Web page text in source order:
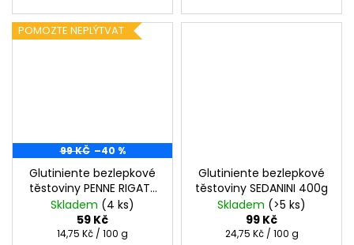
POMOZTE NEPLÝTVAT
99 KČ –40 %
Glutiniente bezlepkové
těstoviny PENNE RIGATE
INTERNE 400g -
Pomozte neplýtvat
Skladem (4 ks)
59 Kč
Měrná
14,75 Kč / 100 g
Glutiniente bezlepkové
těstoviny SEDANINI 400g
Skladem (>5 ks)
99 Kč
Měrná
24,75 Kč / 100 g